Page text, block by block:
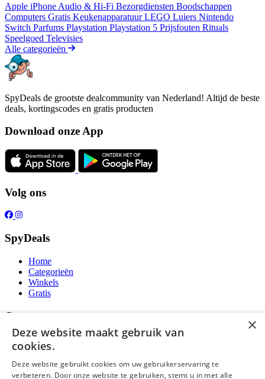
Apple iPhone Audio & Hi-Fi Bezorgdiensten Boodschappen
Computers Gratis KeukenapparatuurLEGO Luiers Nintendo
Switch Parfums Playstation Playstation 5 Prijsfouten Rituals
Speelgoed Televisies
Alle categorieën
SpyDeals de grootste dealcommunity van Nederland! Altijd de beste
deals, kortingscodes en gratis producten
Download onze App
Volg ons
SpyDeals
Home
Categorieën
Winkels
Gratis
Over ons
Over ons
Contact
Publicatieregels
×
Deze website maakt gebruik van
cookies.
Deze website gebruikt cookies om uw gebruikerservaring te
verbeteren. Door onze website te gebruiken, stemt u in met alle